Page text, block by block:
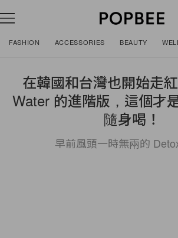
FASHION ACCESSORIES BEAUTY
在韓國和台灣也開始走
Water 的進階版，這個才
隨身喝！
早前風頭一時無兩的